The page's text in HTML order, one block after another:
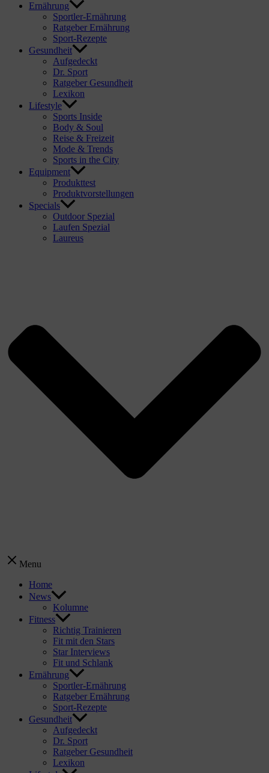
Ernährung
Sportler-Ernährung
Ratgeber Ernährung
Sport-Rezepte
Gesundheit
Aufgedeckt
Dr. Sport
Ratgeber Gesundheit
Lexikon
Lifestyle
Sports Inside
Body & Soul
Reise & Freizeit
Mode & Trends
Sports in the City
Equipment
Produkttest
Produktvorstellungen
Specials
Outdoor Spezial
Laufen Spezial
Laureus
Menu
Home
News
Kolumne
Fitness
Richtig Trainieren
Fit mit den Stars
Star Interviews
Fit und Schlank
Ernährung
Sportler-Ernährung
Ratgeber Ernährung
Sport-Rezepte
Gesundheit
Aufgedeckt
Dr. Sport
Ratgeber Gesundheit
Lexikon